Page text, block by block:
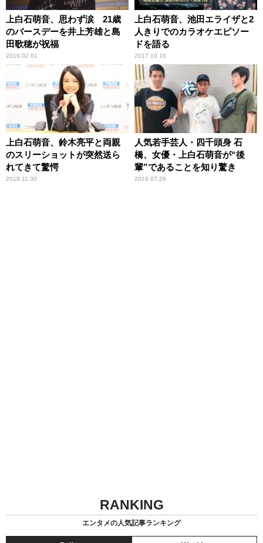
上白石萌音、思わず涙 21歳
のバースデーを井上芳雄と島
田歌穂が祝福
2019.02.01
上白石萌音、池田エライザと2
人きりでのカラオケエピソー
ドを語る
2017.10.10
上白石萌音、鈴木亮平と両親
のスリーショットが突然送ら
れてきて驚愕
2018.11.30
人気若手芸人・四千頭身 石
橋、女優・上白石萌音が“後
輩”であることを知り驚き
2018.07.26
RANKING
エンタメの人気記事ランキング